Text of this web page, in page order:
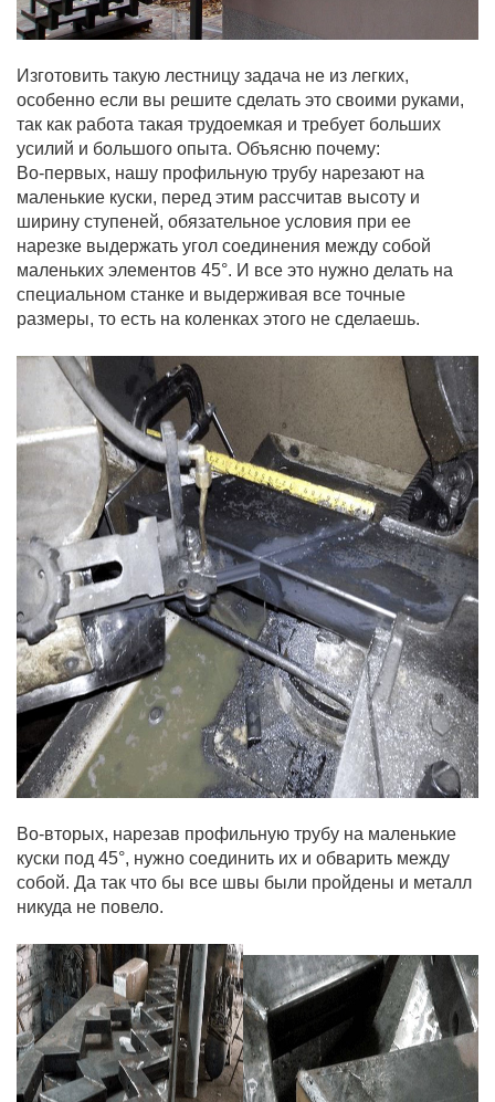
Изготовить такую лестницу задача не из легких,
особенно если вы решите сделать это своими руками,
так как работа такая трудоемкая и требует больших
усилий и большого опыта. Объясню почему:
Во-первых, нашу профильную трубу нарезают на
маленькие куски, перед этим рассчитав высоту и
ширину ступеней, обязательное условия при ее
нарезке выдержать угол соединения между собой
маленьких элементов 45°. И все это нужно делать на
специальном станке и выдерживая все точные
размеры, то есть на коленках этого не сделаешь.
Во-вторых, нарезав профильную трубу на маленькие
куски под 45°, нужно соединить их и обварить между
собой. Да так что бы все швы были пройдены и металл
никуда не повело.